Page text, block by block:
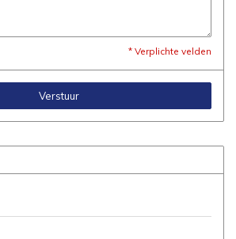
* Verplichte velden
Verstuur